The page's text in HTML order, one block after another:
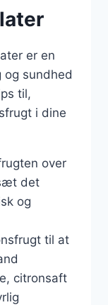
er en
sundhed
til,
i dine
over
det
og
til at
citronsaft